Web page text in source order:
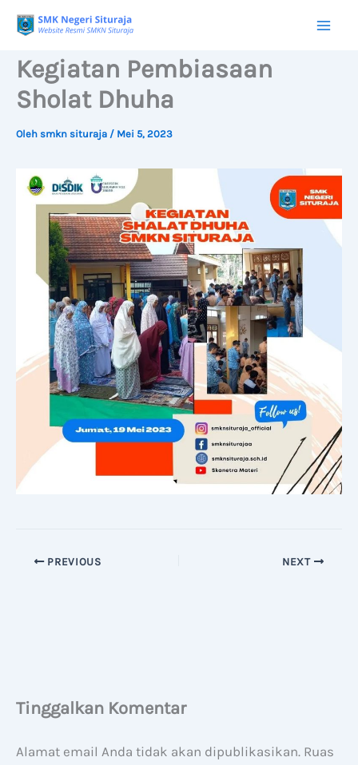
Lewati
Kegiatan Pembiasaan
Sholat Dhuha
Oleh smkn situraja / Mei 5, 2023
PREVIOUS NEXT
Tinggalkan Komentar
Alamat email Anda tidak akan dipublikasikan. Ruas